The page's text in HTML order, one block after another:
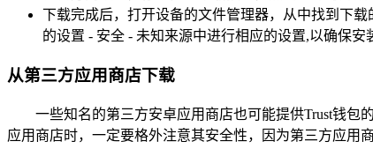
下载完成后，打开设备的文件管理器，从中找到下
的设置 - 安全 - 未知来源中进行相应的设置,以确保安
从第三方应用商店下载
一些知名的第三方安卓应用商店也可能提供Trust钱包
应用商店时，一定要格外注意其安全性，因为第三方应用